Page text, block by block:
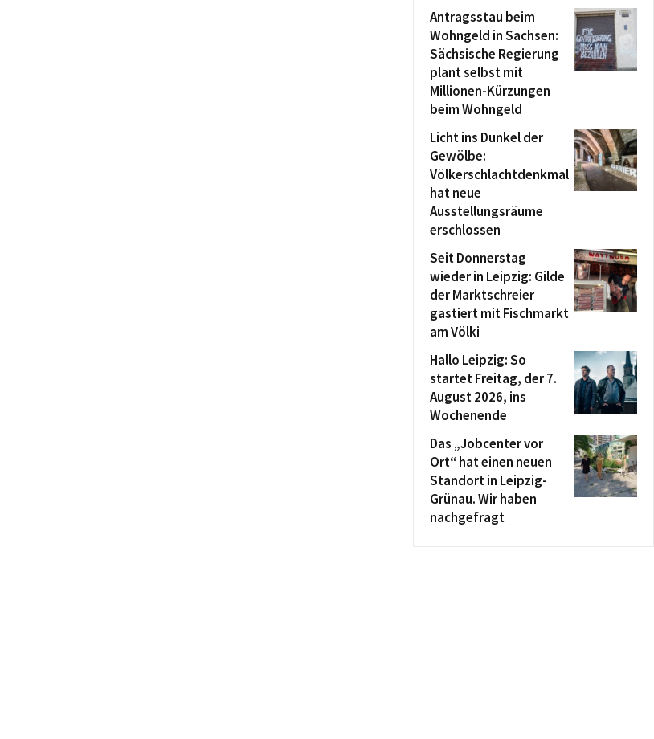
Antragsstau beim
Wohngeld in Sachsen:
Sächsische Regierung
plant selbst mit
Millionen-Kürzungen
beim Wohngeld
Licht ins Dunkel der
Gewölbe:
Völkerschlachtdenkmal
hat neue
Ausstellungsräume
erschlossen
Seit Donnerstag
wieder in Leipzig: Gilde
der Marktschreier
gastiert mit Fischmarkt
am Völki
Hallo Leipzig: So
startet Freitag, der 7.
August 2026, ins
Wochenende
Das „Jobcenter vor
Ort“ hat einen neuen
Standort in Leipzig-
Grünau. Wir haben
nachgefragt